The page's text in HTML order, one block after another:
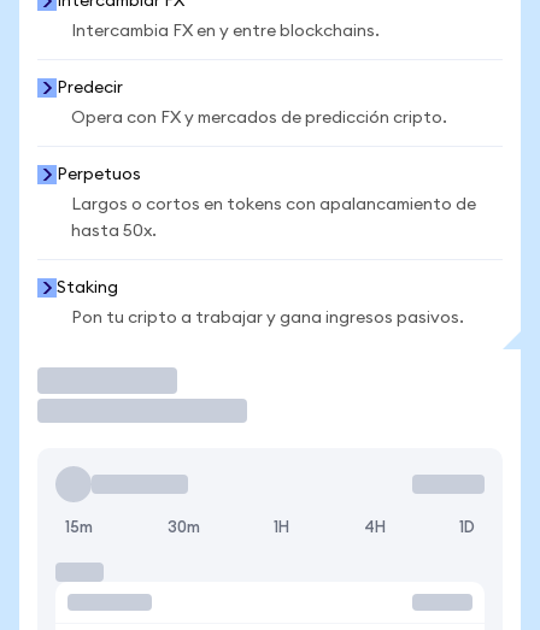
Intercambia FX en y entre blockchains.
Predecir
Opera con FX y mercados de predicción cripto.
Perpetuos
Largos o cortos en tokens con apalancamiento de
hasta 50x.
Staking
Pon tu cripto a trabajar y gana ingresos pasivos.
15m 30m 1H 4H 1D